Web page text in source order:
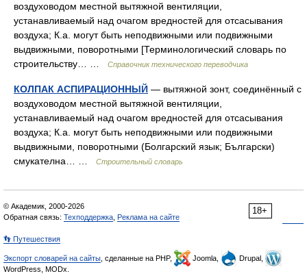
воздуховодом местной вытяжной вентиляции,
устанавливаемый над очагом вредностей для отсасывания
воздуха; К.а. могут быть неподвижными или подвижными
выдвижными, поворотными [Терминологический словарь по
строительству… …
Справочник технического переводчика
КОЛПАК АСПИРАЦИОННЫЙ — вытяжной зонт, соединённый с
воздуховодом местной вытяжной вентиляции,
устанавливаемый над очагом вредностей для отсасывания
воздуха; К.а. могут быть неподвижными или подвижными
выдвижными, поворотными (Болгарский язык; Български)
смукателна… …
Строительный словарь
18+
© Академик, 2000-2026
Обратная связь: Техподдержка Реклама на сайте
👣 Путешествия
Экспорт словарей на сайты , сделанные на PHP, Joomla,
Drupal,
WordPress, MODx.